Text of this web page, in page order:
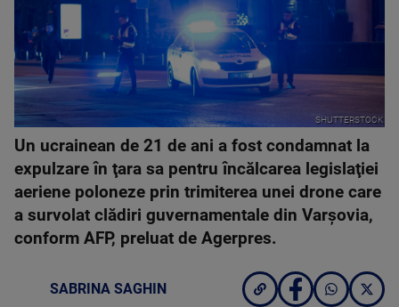
SHUTTERSTOCK
Un ucrainean de 21 de ani a fost condamnat la
expulzare în ţara sa pentru încălcarea legislaţiei
aeriene poloneze prin trimiterea unei drone care
a survolat clădiri guvernamentale din Varşovia,
conform AFP, preluat de Agerpres.
SABRINA SAGHIN